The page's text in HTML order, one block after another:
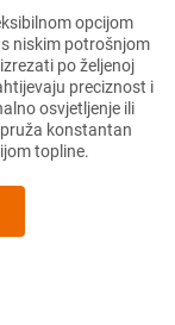
opcijom
niskim potrošnjom
po željenoj
preciznost i
osvjetljenje ili
konstantan
topline.